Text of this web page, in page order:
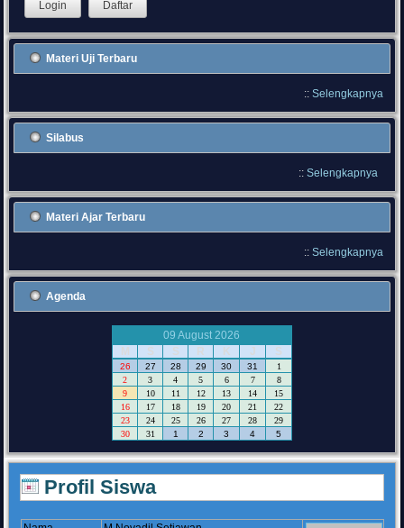
Materi Uji Terbaru
:: Selengkapnya
Silabus
:: Selengkapnya
Materi Ajar Terbaru
:: Selengkapnya
Agenda
09 August 2026
M
S S R K J S
26 27 28 29 30 31
1
2
3 4 5 6 7
8
9
10 11 12 13 14
15
16
17 18 19 20 21
22
23
24 25 26 27 28
29
30
31 1 2 3 4 5
Profil Siswa